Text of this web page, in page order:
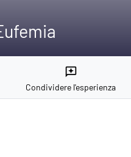
reviews
Condividere l'esperienza